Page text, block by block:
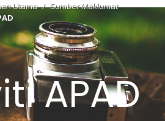
Utama
Sumber Maklumat
APAD